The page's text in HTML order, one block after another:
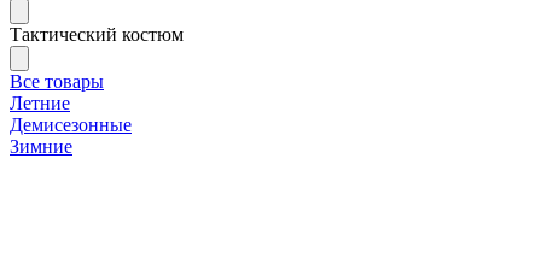
Тактический костюм
Все товары
Летние
Демисезонные
Зимние